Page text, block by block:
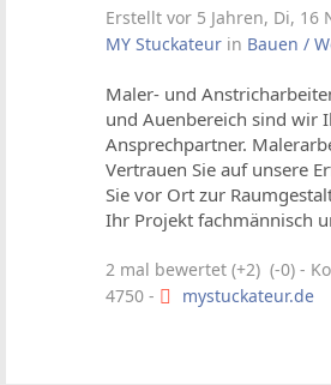
Erstellt vor 5 Jahren, Di, 16
MY Stuckateurin Bauen /
Maler- und
und Auenbereich sind wir
Ansprechpartner.
Vertrauen Sie auf unsere
Sie vor Ort zur
Ihr Projekt fachmännisch
2 mal bewertet (+2) (-0)-
4750 -
mystuckateur.de